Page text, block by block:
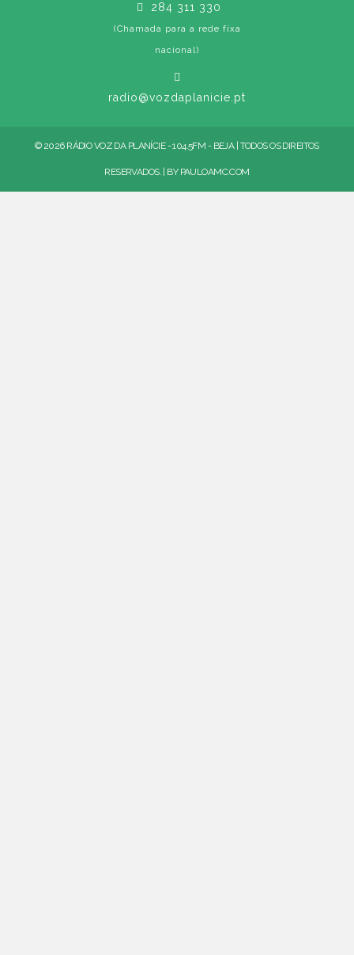
284 311 330
(Chamada para a rede fixa
nacional)
radio@vozdaplanicie.pt
© 2026 RÁDIO VOZ DA PLANÍCIE - 104.5FM - BEJA | TODOS OS DIREITOS
RESERVADOS. | BY PAULOAMC.COM